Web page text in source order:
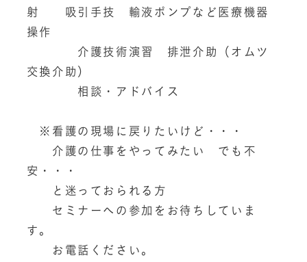
射　　吸引手技　輸液ポンプなど医療機器
操作
介護技術演習　排泄介助（オムツ
交換介助）
相談・アドバイス
※看護の現場に戻りたいけど・・・
介護の仕事をやってみたい　でも不
安・・・
と迷っておられる方
セミナーへの参加をお待ちしていま
す。
お電話ください。